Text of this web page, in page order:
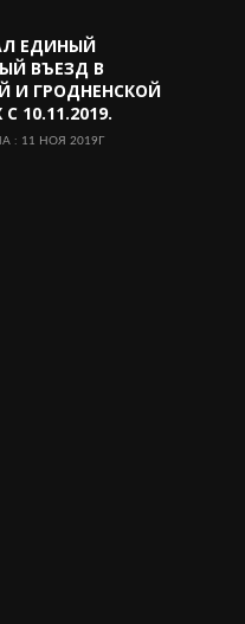
ЕДИНЫЙ
ВЪЕЗД В
И ГРОДНЕНСКОЙ
10.11.2019.
: 11 НОЯ 2019Г